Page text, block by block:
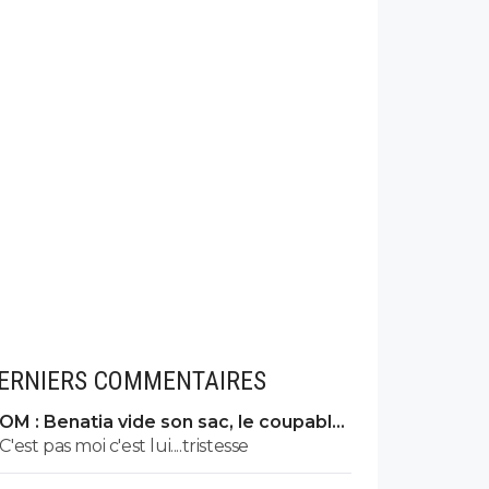
COMMENTAIRES
OM : Benatia vide son sac, le coupable
prend cher
C'est pas moi c'est lui....tristesse